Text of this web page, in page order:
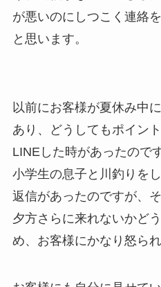
が悪いのにしつこく連絡
と思います。
以前にお客様が夏休み中
あり、どうしてもポイン
LINEした時があったので
小学生の息子と川釣りを
返信があったのですが、
夕方さらに来れないかど
め、お客様にかなり怒られ